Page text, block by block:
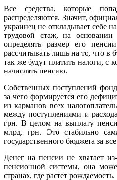
Все средства, которые
распределяются. Значит,
украинец не откладывает себе
трудовой стаж, на основании
определять размер его
рассчитывать лишь на то, что в
так же будут платить налоги, с
начислять пенсию.
Собственных поступлений
за чего формируется его
из карманов всех
между поступлениями и
грн. В целом на выплату
млрд. грн. Это стабильно
государственного бюджета за
Денег на пенсии не хватает
пенсионной системы, она
странах, где растет рождаемость.